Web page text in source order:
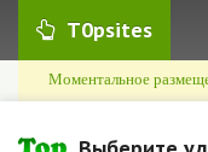
T0psites
Моментальное